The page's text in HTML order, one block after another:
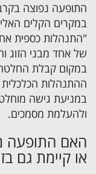
התופעה נפוצה
במקרים הקלים
"התנהלות כספית
של אחד מבני הזוג
במקום קבלת
ההתנהלות
במניעת גישה
ולהעלמת מסמכים.
האם התופעה
או קיימת גם